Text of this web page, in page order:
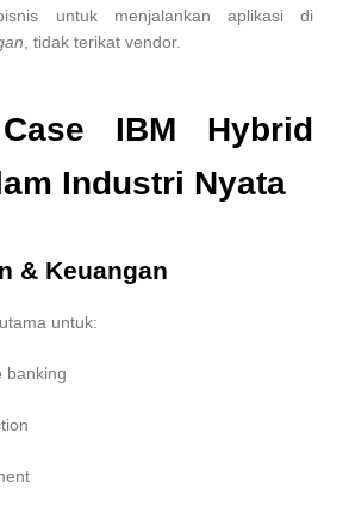
untuk menjalankan aplikasi di
, tidak terikat vendor.
IBM Hybrid
Industri Nyata
& Keuangan
untuk:
banking